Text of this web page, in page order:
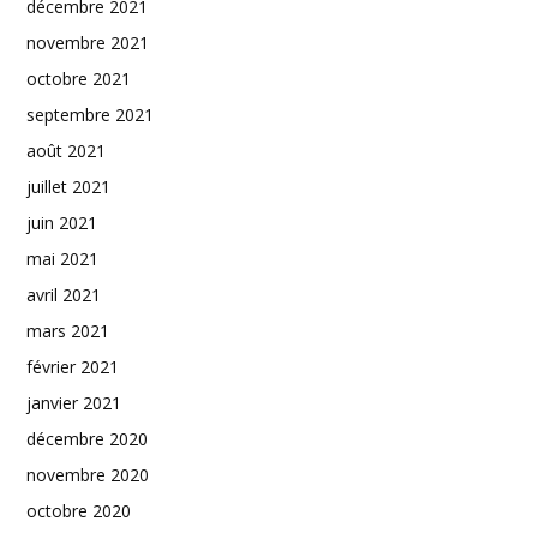
décembre 2021
novembre 2021
octobre 2021
septembre 2021
août 2021
juillet 2021
juin 2021
mai 2021
avril 2021
mars 2021
février 2021
janvier 2021
décembre 2020
novembre 2020
octobre 2020